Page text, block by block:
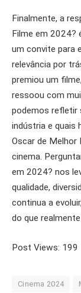
Finalmente, a
Filme em 2024?
um convite para
relevância por
premiou um
ressoou com
podemos refletir
indústria e quais
Oscar de Melhor
cinema.
em 2024? nos
qualidade,
continua a
do que
Post Views: 199
Cinema 2024